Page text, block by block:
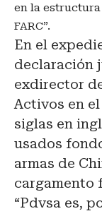
en la
FARC”.
En el
declaración
exdirector
Activos en
siglas en
usados
armas de
cargamento
“Pdvsa es,